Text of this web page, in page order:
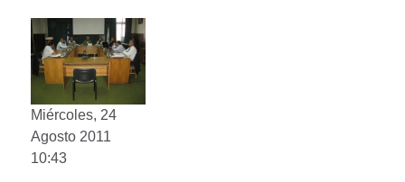
Miércoles, 24
Agosto 2011
10:43